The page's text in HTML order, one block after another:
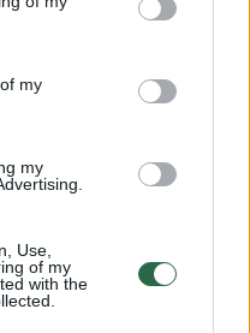
my
my
Use,
of my
with the
I. Garuckienė
vaistinis
poveikį ir
vaistažolės gali
vaistų poveikį,
negalima gerti